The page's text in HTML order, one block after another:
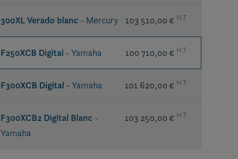
300XL Verado blanc - Mercury 103 510,00 € H.T
F250XCB Digital - Yamaha 100 710,00 € H.T
F300XCB Digital - Yamaha 101 620,00 € H.T
F300XCB2 Digital Blanc -
Yamaha
103 250,00 € H.T